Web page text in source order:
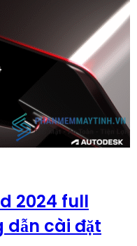
2024 full
dẫn cài đặt